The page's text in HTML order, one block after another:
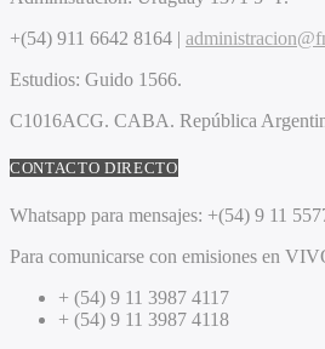
+(54) 911 6642 8164 |
Estudios: Guido 1566.
C1016ACG. CABA. República
CONTACTO DIRECTO
Whatsapp para mensajes: +(54) 9 11
Para comunicarse con emisiones en
+ (54) 9 11 3987 4117
+ (54) 9 11 3987 4118